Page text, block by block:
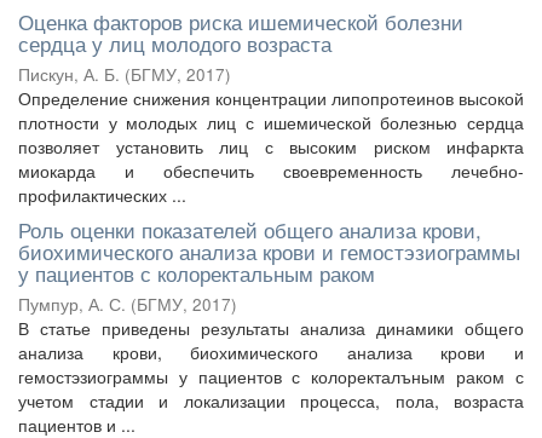
Оценка факторов риска ишемической болезни
сердца у лиц молодого возраста
Пискун, А. Б. (БГМУ, 2017)
Определение снижения концентрации липопротеинов высокой
плотности у молодых лиц с ишемической болезнью сердца
позволяет установить лиц с высоким риском инфаркта
миокарда и обеспечить своевременность лечебно-
профилактических ...
Роль оценки показателей общего анализа крови,
биохимического анализа крови и гемостэзиограммы
у пациентов с колоректальным раком
Пумпур, А. С. (БГМУ, 2017)
В статье приведены результаты анализа динамики общего
анализа крови, биохимического анализа крови и
гемостэзиограммы у пациентов с колоректалъным раком с
учетом стадии и локализации процесса, пола, возраста
пациентов и ...